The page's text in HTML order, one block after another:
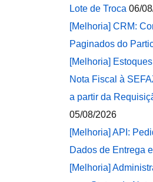
Lote de Troca 06/
[Melhoria] CRM:
Paginados do
[Melhoria]
Nota Fiscal à
a partir da
05/08/2026
[Melhoria] API:
Dados de Entrega
[Melhoria]